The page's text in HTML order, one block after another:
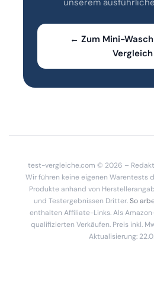
unserem
← Zum Mini-
Vergleich
test-vergleiche.com © 2026 –
Wir führen keine eigenen Warentests
Produkte anhand von
und Testergebnissen Dritter.So
enthalten Affiliate-Links. Als
qualifizierten Verkäufen. Preis inkl.
Aktualisierung: